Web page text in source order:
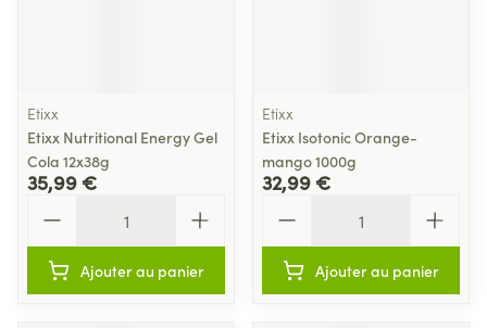
Etixx
Etixx Nutritional Energy Gel
Cola 12x38g
35,99 €
Ajouter au panier
Etixx
Etixx Isotonic Orange-
mango 1000g
32,99 €
Ajouter au panier